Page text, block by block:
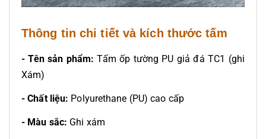
Thông tin chi tiết và kích thước tấm
- Tên sản phẩm: Tấm ốp tường PU giả đá TC1 (ghi
Xám)
- Chất liệu: Polyurethane (PU) cao cấp
- Màu sắc: Ghi xám